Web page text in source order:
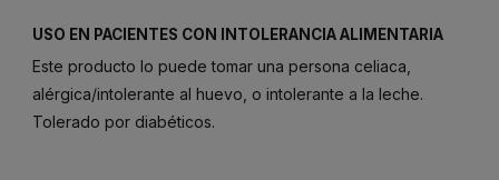
USO EN PACIENTES CON INTOLERANCIA ALIMENTARIA
Este producto lo puede tomar una persona celiaca,
alérgica/intolerante al huevo, o intolerante a la leche.
Tolerado por diabéticos.